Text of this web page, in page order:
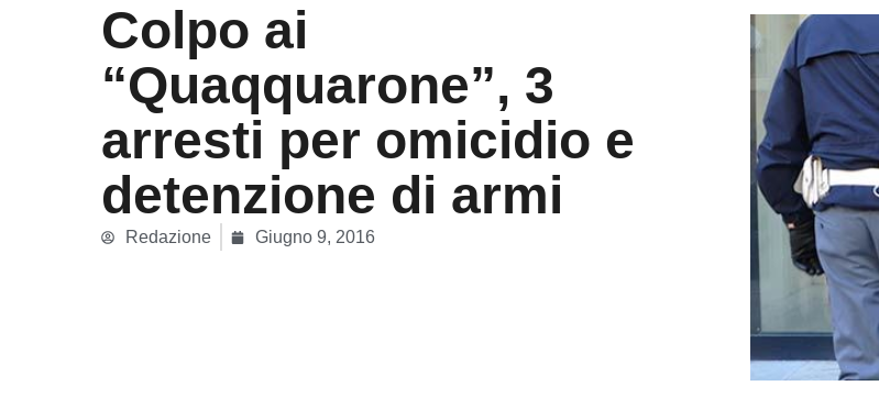
Colpo ai
“Quaqquarone”, 3
arresti per omicidio e
detenzione di armi
Redazione Giugno 9, 2016